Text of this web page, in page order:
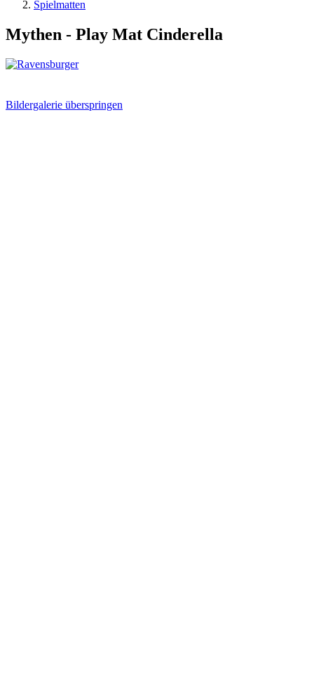
Spielmatten
Mythen - Play Mat Cinderella
Bildergalerie überspringen